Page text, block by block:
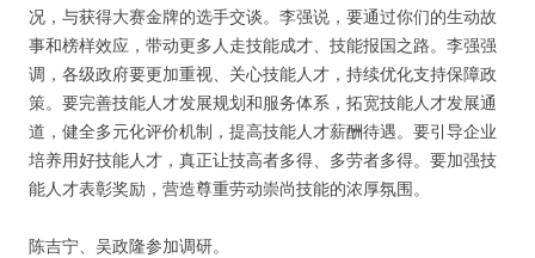
况，与获得大赛金牌的选手交谈。李强说，要通过你们的生动故
事和榜样效应，带动更多人走技能成才、技能报国之路。李强强
调，各级政府要更加重视、关心技能人才，持续优化支持保障政
策。要完善技能人才发展规划和服务体系，拓宽技能人才发展通
道，健全多元化评价机制，提高技能人才薪酬待遇。要引导企业
培养用好技能人才，真正让技高者多得、多劳者多得。要加强技
能人才表彰奖励，营造尊重劳动崇尚技能的浓厚氛围。
陈吉宁、吴政隆参加调研。